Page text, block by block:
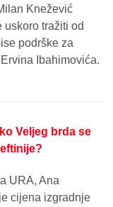
Knežević
uskoro tražiti od
podrške za
Ibahimovića.
Veljeg brda se
URA, Ana
cijena izgradnje